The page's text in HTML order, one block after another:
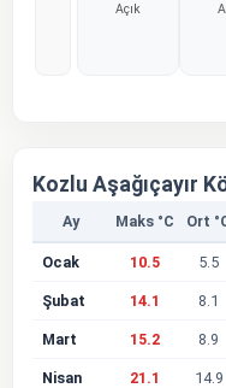
Açık
Kozlu Aşağıçayır
Ay Maks °C Ort
Ocak 10.5 5.5
Şubat 14.1 8.1
Mart 15.2 8.9
Nisan 21.1 14.9